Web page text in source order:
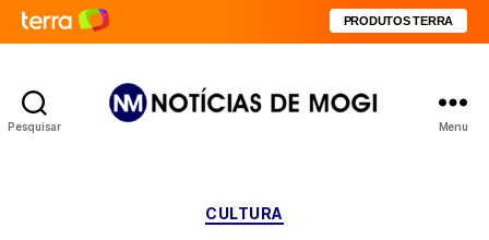
PRODUTOS TERRA
Pesquisar Menu
Categorias
CULTURA